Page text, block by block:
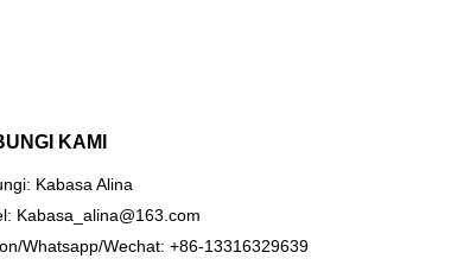
KAMI
Kabasa Alina
Kabasa_alina@163.com
Whatsapp/Wechat: +86-13316329639